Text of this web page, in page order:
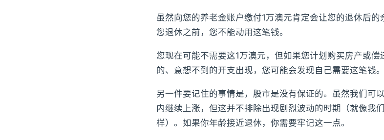
虽然向您的养老金账户缴付1万澳元肯定会让您的退休后
您退休之前，您不能动用这笔钱。
您现在可能不需要这1万澳元，但如果您计划购买房产或
的、意想不到的开支出现，您可能会发现自己需要这笔钱。
另一件要记住的事情是，股市是没有保证的。虽然我们可
内继续上涨，但这并不排除出现剧烈波动的时期（就像我
样）。如果你年龄接近退休，你需要牢记这一点。